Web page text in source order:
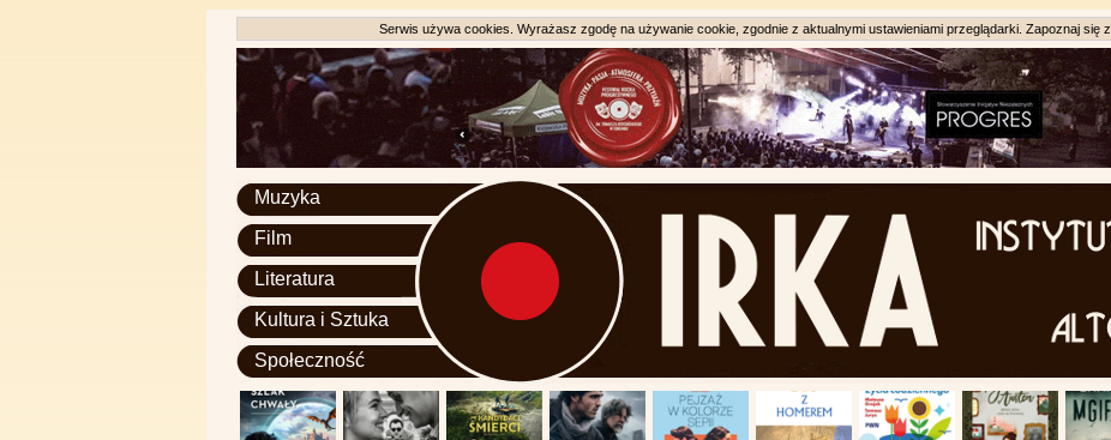
Serwis używa cookies. Wyrażasz zgodę na używanie cookie, zgodnie z aktualnymi ustawieniami przeglądarki. Zapoznaj się z
Muzyka
Film
Literatura
Kultura i Sztuka
Społeczność